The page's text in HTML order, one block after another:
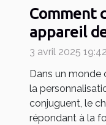
Comment
appareil
3 avril 2025 19:42
Dans un monde
la
conjuguent, le
répondant à la